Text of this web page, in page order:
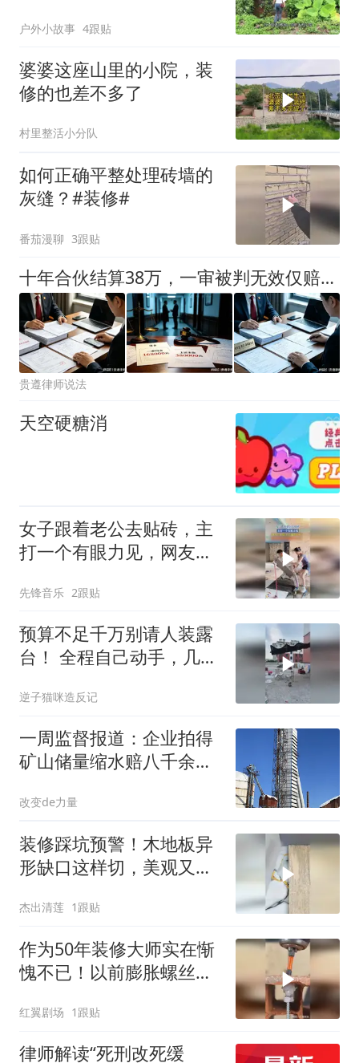
户外小故事 4跟贴
婆婆这座山里的小院，装
修的也差不多了
村里整活小分队
如何正确平整处理砖墙的
灰缝？#装修#
番茄漫聊 3跟贴
十年合伙结算38万，一审被判无效仅赔16万！上诉直指三大“定性错误”
贵遵律师说法
天空硬糖消
女子跟着老公去贴砖，主
打一个有眼力见，网友：
先锋音乐 2跟贴
预算不足千万别请人装露
台！ 全程自己动手，几千
逆子猫咪造反记
一周监督报道：企业拍得
矿山储量缩水赔八千余万
塔被错拍卖，维权八年法
院再推翻当年判决
改变de力量
装修踩坑预警！木地板异
形缺口这样切，美观又省
杰出清莲 1跟贴
作为50年装修大师实在惭
愧不已！以前膨胀螺丝的
红翼剧场 1跟贴
律师解读“死刑改死缓